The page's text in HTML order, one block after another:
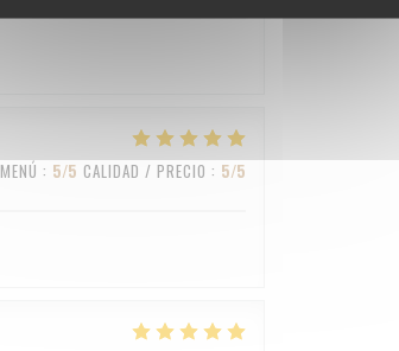
MENÚ : 5/5 CALIDAD / PRECIO : 5/5